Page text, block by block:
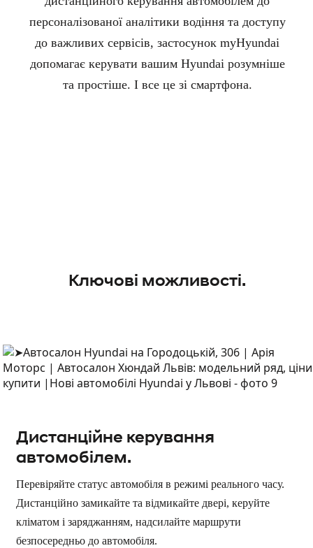
персоналізованої аналітики водіння та доступу
до важливих сервісів, застосунок myHyundai
допомагає керувати вашим Hyundai розумніше
та простіше. І все це зі смартфона.
Ключові можливості.
Дистанційне керування
автомобілем.
Перевіряйте статус автомобіля в режимі реального часу.
Дистанційно замикайте та відмикайте двері, керуйте
кліматом і заряджанням, надсилайте маршрути
безпосередньо до автомобіля.